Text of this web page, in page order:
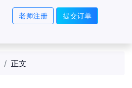
老师注册 提交订单
正文